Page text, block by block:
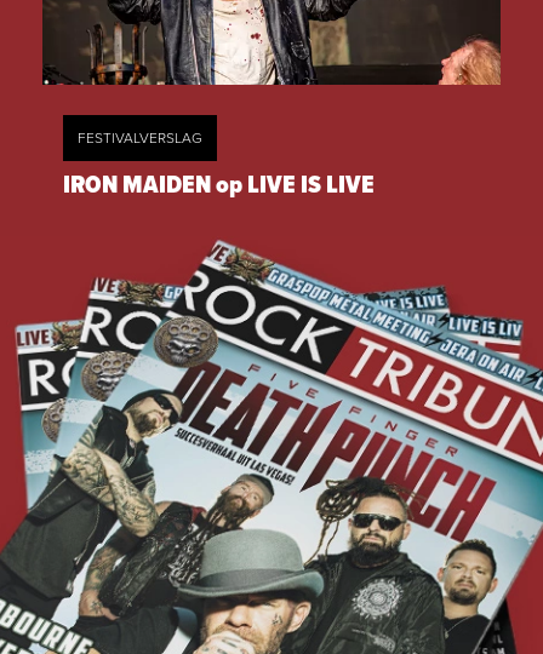
FESTIVALVERSLAG
IRON MAIDEN op LIVE IS LIVE